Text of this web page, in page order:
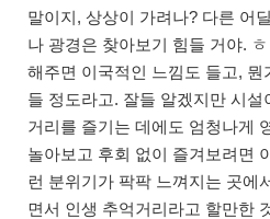
말이지, 상상이 가려나? 다른 어
나 광경은 찾아보기 힘들 거야.
해주면 이국적인 느낌도 들고, 뭔
들 정도라고. 잘들 알겠지만 시
거리를 즐기는 데에도 엄청나게
놀아보고 후회 없이 즐겨보려면
런 분위기가 팍팍 느껴지는 곳에
면서 인생 추억거리라고 할만한